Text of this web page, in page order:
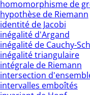
homomorphisme de
hypothèse de Riemann
identité de Jacobi
inégalité d'Argand
inégalité de Cauchy-
inégalité triangulaire
intégrale de Riemann
intersection
intervalles emboîtés